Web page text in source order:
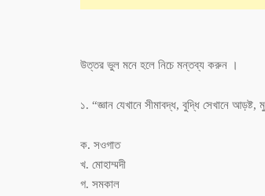
উত্তর ভুল মনে হলে নিচে মন্তব্য করুন ।
১. “জ্ঞান যেখানে সীমাবদ্ধ, বুদ্ধি সেখানে
ক. সওগাত
খ. মোহাম্মদী
গ. সমকাল